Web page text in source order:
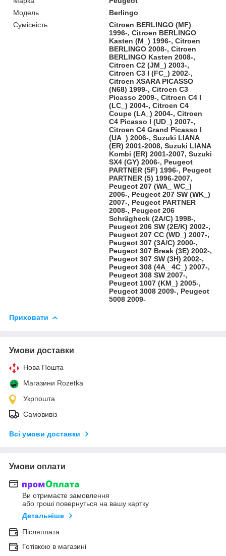
Модель
Berlingo
Сумісність
Citroen BERLINGO (MF)
1996-, Citroen BERLINGO
Kasten (M_) 1996-, Citroen
BERLINGO 2008-, Citroen
BERLINGO Kasten 2008-,
Citroen C2 (JM_) 2003-,
Citroen C3 I (FC_) 2002-,
Citroen XSARA PICASSO
(N68) 1999-, Citroen C3
Picasso 2009-, Citroen C4 I
(LC_) 2004-, Citroen C4
Coupe (LA_) 2004-, Citroen
C4 Picasso I (UD_) 2007-,
Citroen C4 Grand Picasso I
(UA_) 2006-, Suzuki LIANA
(ER) 2001-2008, Suzuki LIANA
Kombi (ER) 2001-2007, Suzuki
SX4 (GY) 2006-, Peugeot
PARTNER (5F) 1996-, Peugeot
PARTNER (5) 1996-2007,
Peugeot 207 (WA_ WC_)
2006-, Peugeot 207 SW (WK_)
2007-, Peugeot PARTNER
2008-, Peugeot 206
Schrägheck (2A/C) 1998-,
Peugeot 206 SW (2E/K) 2002-,
Peugeot 207 CC (WD_) 2007-,
Peugeot 307 (3A/C) 2000-,
Peugeot 307 Break (3E) 2002-,
Peugeot 307 SW (3H) 2002-,
Peugeot 308 (4A_ 4C_) 2007-,
Peugeot 308 SW 2007-,
Peugeot 1007 (KM_) 2005-,
Peugeot 3008 2009-, Peugeot
5008 2009-
Приховати
Умови доставки
Нова Пошта
Магазини Rozetka
Укрпошта
Самовивіз
Всі умови доставки
Умови оплати
Ви отримаєте замовлення
або гроші повернуться на вашу картку
Детальніше
Післяплата
Готівкою в магазині